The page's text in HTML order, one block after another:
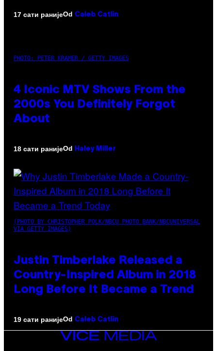
17 сати ранијеOd Caleb Catlin
PHOTO: PETER KRAMER / GETTY IMAGES
4 Iconic MTV Shows From the
2000s You Definitely Forgot
About
18 сати ранијеOd Haley Miller
(PHOTO BY CHRISTOPHER POLK/NBCU PHOTO BANK/NBCUNIVERSAL
VIA GETTY IMAGES)
Justin Timberlake Released a
Country-Inspired Album in 2018
Long Before It Became a Trend
19 сати ранијеOd Caleb Catlin
VICE